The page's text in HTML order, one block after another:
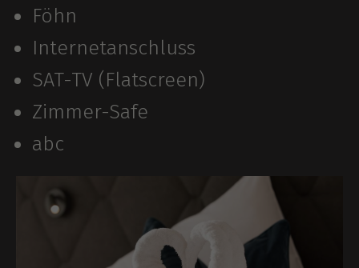
Föhn
Internetanschluss
SAT-TV (Flatscreen)
Zimmer-Safe
abc